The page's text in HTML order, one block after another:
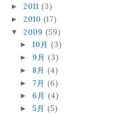
►2011 (3)
►2010 (17)
▼2009 (59)
►10月 (3)
► 9月 (3)
► 8月 (4)
► 7月 (6)
► 6月 (4)
►5月 (5)